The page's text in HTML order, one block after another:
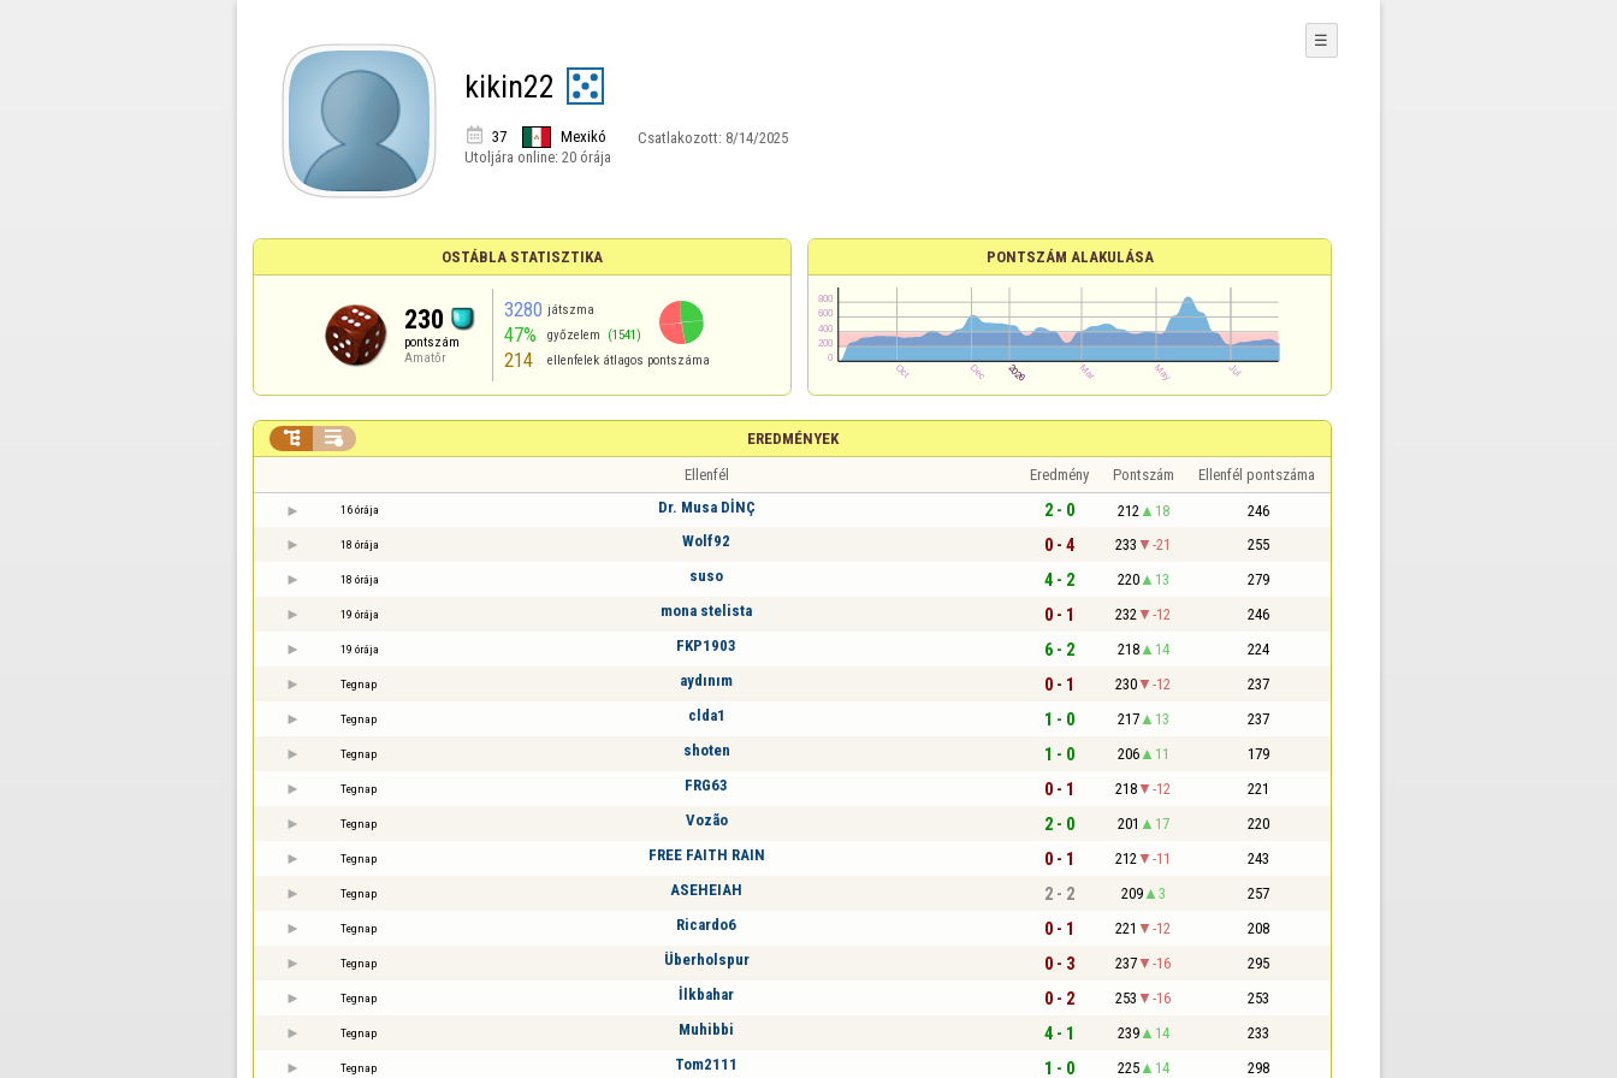
kikin22
 37 Mexikó Csatlakozott: 8/14/2025
Utoljára online: 20 órája
☰
OSTÁBLA STATISZTIKA
230
pontszám
Amatőr
3280 játszma
47% győzelem (1541)
214 ellenfelek átlagos pontszáma
PONTSZÁM ALAKULÁSA
EREDMÉNYEK
 
Ellenfél Eredmény Pontszám Ellenfél pontszáma
16 órája Dr. Musa DİNÇ 2 - 0 212 18 246
18 órája Wolf92 0 - 4 233 -21 255
18 órája suso 4 - 2 220 13 279
19 órája mona stelista 0 - 1 232 -12 246
19 órája FKP1903 6 - 2 218 14 224
Tegnap aydınım 0 - 1 230 -12 237
Tegnap clda1 1 - 0 217 13 237
Tegnap shoten 1 - 0 206 11 179
Tegnap FRG63 0 - 1 218 -12 221
Tegnap Vozão 2 - 0 201 17 220
Tegnap FREE FAITH RAIN 0 - 1 212 -11 243
Tegnap ASEHEIAH 2 - 2 209 3 257
Tegnap Ricardo6 0 - 1 221 -12 208
Tegnap Überholspur 0 - 3 237 -16 295
Tegnap İlkbahar 0 - 2 253 -16 253
Tegnap Muhibbi 4 - 1 239 14 233
Tegnap Tom2111 1 - 0 225 14 298